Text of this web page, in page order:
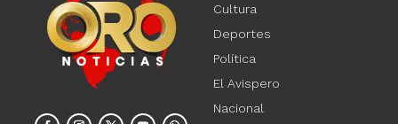
Cultura
Deportes
Política
El Avispero
Nacional